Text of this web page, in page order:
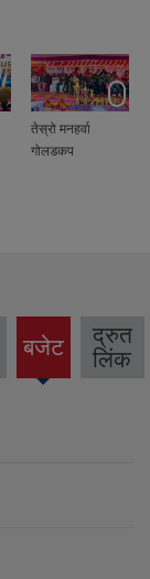
तेस्रो मनहर्वा
गोलडकप
बजेट
द्रुत
लिंक